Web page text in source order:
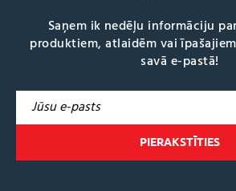
Saņem ik nedēļu informāciju
produktiem, atlaidēm vai
savā e-pastā!